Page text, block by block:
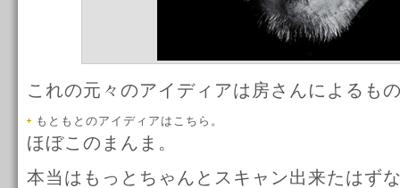
これの元々のアイディアは房さんによるも
もともとのアイディアはこちら。
ほぼこのまんま。
本当はもっとちゃんとスキャン出来たはず